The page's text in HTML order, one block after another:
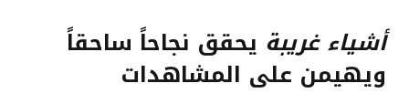
أشياء غريبة يحقق نجاحاً ساحقاً
ويهيمن على المشاهدات